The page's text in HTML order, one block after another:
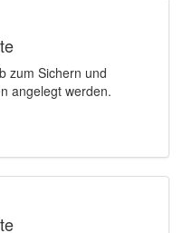
zum Sichern und
angelegt werden.